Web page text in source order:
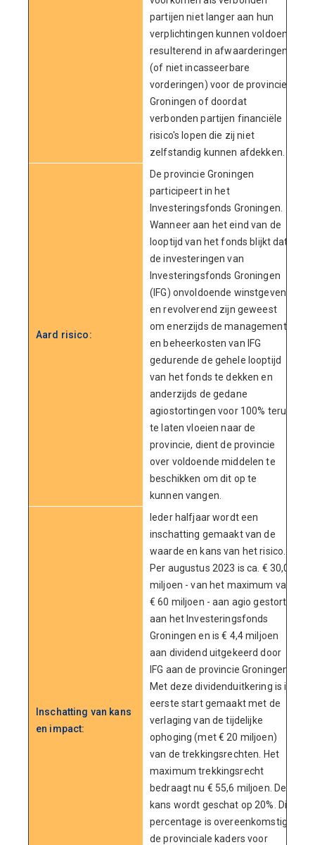
partijen niet langer aan hun
verplichtingen kunnen voldoen,
resulterend in afwaarderingen
(of niet incasseerbare
vorderingen) voor de provincie
Groningen of doordat
verbonden partijen financiële
risico's lopen die zij niet
zelfstandig kunnen afdekken.
Aard risico:
De provincie Groningen
participeert in het
Investeringsfonds Groningen.
Wanneer aan het eind van de
looptijd van het fonds blijkt dat
de investeringen van
Investeringsfonds Groningen
(IFG) onvoldoende winstgevend
en revolverend zijn geweest
om enerzijds de management-
en beheerkosten van IFG
gedurende de gehele looptijd
van het fonds te dekken en
anderzijds de gedane
agiostortingen voor 100% terug
te laten vloeien naar de
provincie, dient de provincie
over voldoende middelen te
beschikken om dit op te
kunnen vangen.
Inschatting van kans
en impact:
Ieder halfjaar wordt een
inschatting gemaakt van de
waarde en kans van het risico.
Per augustus 2023 is ca. € 30,0
miljoen - van het maximum van
€ 60 miljoen - aan agio gestort
aan het Investeringsfonds
Groningen en is € 4,4 miljoen
aan dividend uitgekeerd door
IFG aan de provincie Groningen.
Met deze dividenduitkering is in
eerste start gemaakt met de
verlaging van de tijdelijke
ophoging (met € 20 miljoen)
van de trekkingsrechten. Het
maximum trekkingsrecht
bedraagt nu € 55,6 miljoen. De
kans wordt geschat op 20%. Dit
percentage is overeenkomstig
de provinciale kaders voor